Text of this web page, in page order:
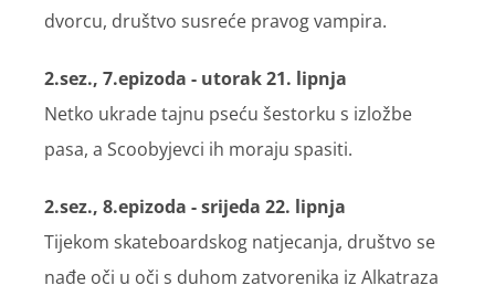
dvorcu, društvo susreće pravog vampira.
2.sez., 7.epizoda - utorak 21. lipnja
Netko ukrade tajnu pseću šestorku s izložbe
pasa, a Scoobyjevci ih moraju spasiti.
2.sez., 8.epizoda - srijeda 22. lipnja
Tijekom skateboardskog natjecanja, društvo se
nađe oči u oči s duhom zatvorenika iz Alkatraza